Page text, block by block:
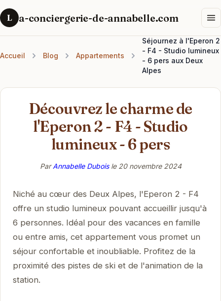
L a-conciergerie-de-annabelle.com
Accueil Blog Appartements
Séjournez à l'Eperon 2
- F4 - Studio lumineux
- 6 pers aux Deux
Alpes
Découvrez le charme de
l'Eperon 2 - F4 - Studio
lumineux - 6 pers
ParAnnabelle Duboisle 20 novembre 2024
Niché au cœur des Deux Alpes, l'Eperon 2 - F4
offre un studio lumineux pouvant accueillir jusqu'à
6 personnes. Idéal pour des vacances en famille
ou entre amis, cet appartement vous promet un
séjour confortable et inoubliable. Profitez de la
proximité des pistes de ski et de l'animation de la
station.